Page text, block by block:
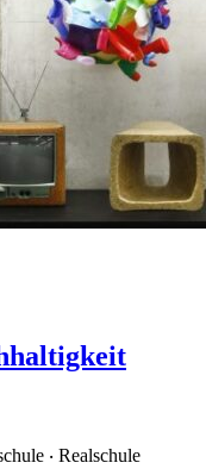
‧ Realschule